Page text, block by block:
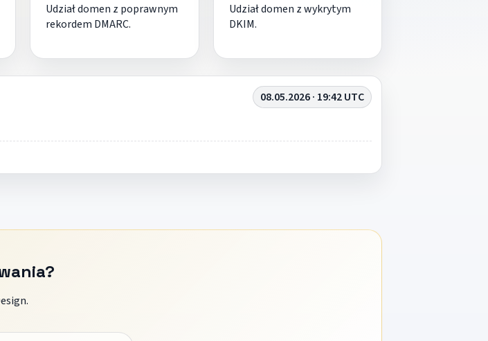
Udział domen z poprawnym
rekordem DMARC.
Udział domen z wykrytym
DKIM.
08.05.2026 · 19:42 UTC